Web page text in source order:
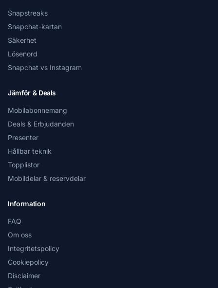
Snapstreaks
Snapchat-kartan
Säkerhet
Lösenord
Snapchat vs Instagram
Jämför & Deals
Mobilabonnemang
Deals & Erbjudanden
Presenter
Hållbar teknik
Topplistor
Mobildelar & reservdelar
Information
FAQ
Om oss
Integritetspolicy
Cookiepolicy
Disclaimer